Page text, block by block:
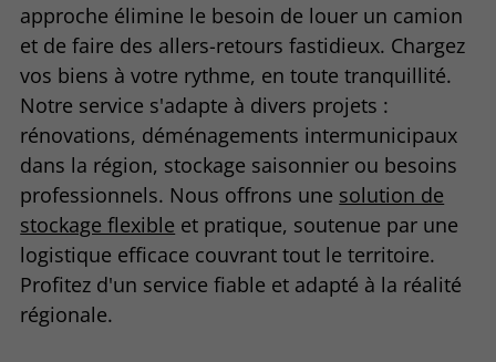
approche élimine le besoin de louer un camion
et de faire des allers-retours fastidieux. Chargez
vos biens à votre rythme, en toute tranquillité.
Notre service s'adapte à divers projets :
rénovations, déménagements intermunicipaux
dans la région, stockage saisonnier ou besoins
professionnels. Nous offrons une solution de
stockage flexible et pratique, soutenue par une
logistique efficace couvrant tout le territoire.
Profitez d'un service fiable et adapté à la réalité
régionale.